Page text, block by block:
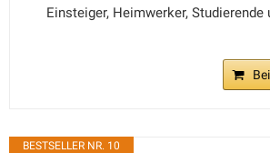
Einsteiger, Heimwerker, Studierende
BESTSELLER NR. 10